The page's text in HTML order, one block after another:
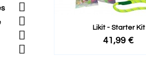




Likit - Starter Kit
41,99 €